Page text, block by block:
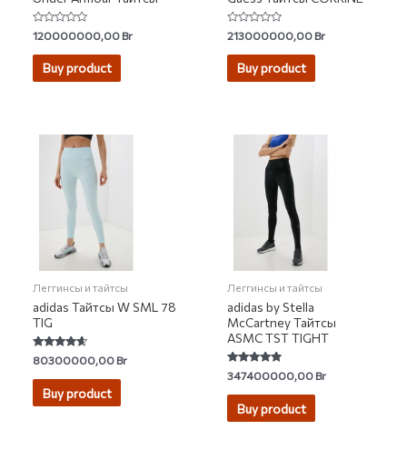
Rated
0
out
120000000,00Br
Buy product
Rated
0
out
213000000,00Br
Buy product
Леггинсы и тайтсы
adidas Тайтсы W SML 78
TIG
Rated
4.38
out of 5
80300000,00Br
Buy product
Леггинсы и тайтсы
adidas by Stella
McCartney Тайтсы
ASMC TST TIGHT
Rated
4.64
out of 5
347400000,00Br
Buy product